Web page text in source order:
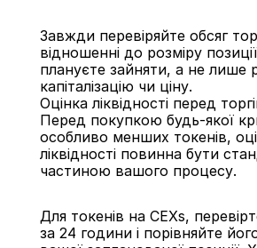
Завжди перевіряйте обсяг
відношенні до розміру
плануєте зайняти, а не лише
капіталізацію чи ціну.
Оцінка ліквідності перед
Перед покупкою будь-якої
особливо менших токенів,
ліквідності повинна бути
частиною вашого процесу.
Для токенів на CEXs,
за 24 години і порівняйте